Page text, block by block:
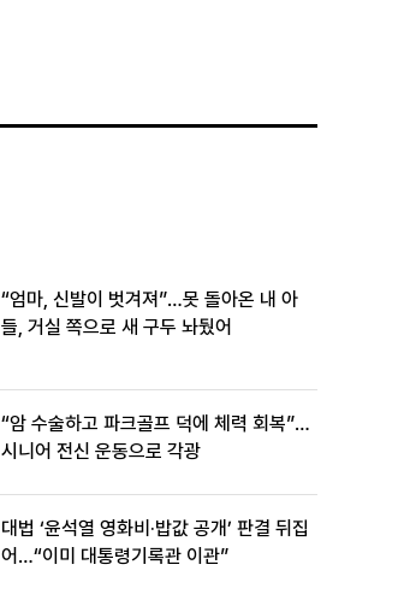
“엄마, 신발이 벗겨져”…못 돌아온 내 아
들, 거실 쪽으로 새 구두 놔뒀어
“암 수술하고 파크골프 덕에 체력 회복”…
시니어 전신 운동으로 각광
대법 ‘윤석열 영화비·밥값 공개’ 판결 뒤집
어…“이미 대통령기록관 이관”